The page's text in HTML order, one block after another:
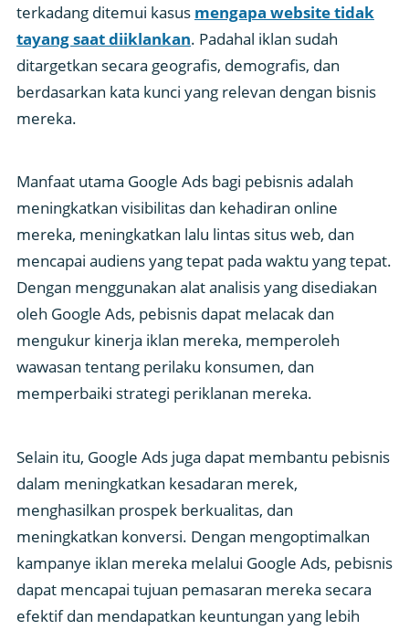
terkadang ditemui kasus mengapa website tidak
tayang saat diiklankan. Padahal iklan sudah
ditargetkan secara geografis, demografis, dan
berdasarkan kata kunci yang relevan dengan bisnis
mereka.
Manfaat utama Google Ads bagi pebisnis adalah
meningkatkan visibilitas dan kehadiran online
mereka, meningkatkan lalu lintas situs web, dan
mencapai audiens yang tepat pada waktu yang tepat.
Dengan menggunakan alat analisis yang disediakan
oleh Google Ads, pebisnis dapat melacak dan
mengukur kinerja iklan mereka, memperoleh
wawasan tentang perilaku konsumen, dan
memperbaiki strategi periklanan mereka.
Selain itu, Google Ads juga dapat membantu pebisnis
dalam meningkatkan kesadaran merek,
menghasilkan prospek berkualitas, dan
meningkatkan konversi. Dengan mengoptimalkan
kampanye iklan mereka melalui Google Ads, pebisnis
dapat mencapai tujuan pemasaran mereka secara
efektif dan mendapatkan keuntungan yang lebih